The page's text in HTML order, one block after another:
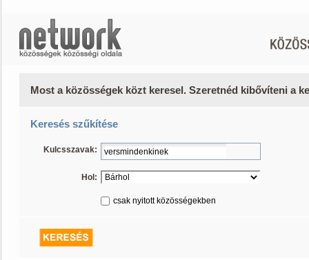
Most a közösségek közt keresel. Szeretnéd kibővíteni a
Keresés szűkítése
Kulcsszavak:
Hol:
csak nyitott közösségekben